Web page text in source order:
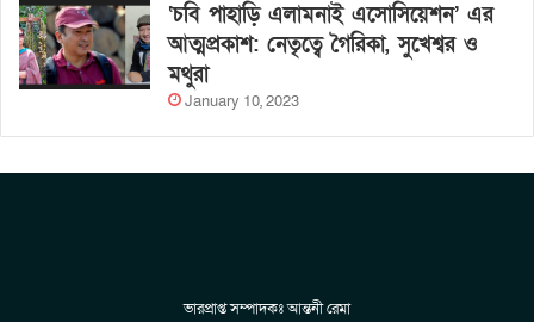
‘চবি পাহাড়ি এলামনাই এসোসিয়েশন’ এর
আত্মপ্রকাশ: নেতৃত্বে গৈরিকা, সুখেশ্বর ও
মথুরা
January 10, 2023
ভারপ্রাপ্ত সম্পাদকঃ আন্তনী রেমা